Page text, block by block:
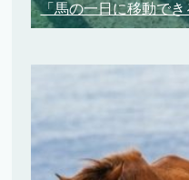
「馬の一日に移動でき